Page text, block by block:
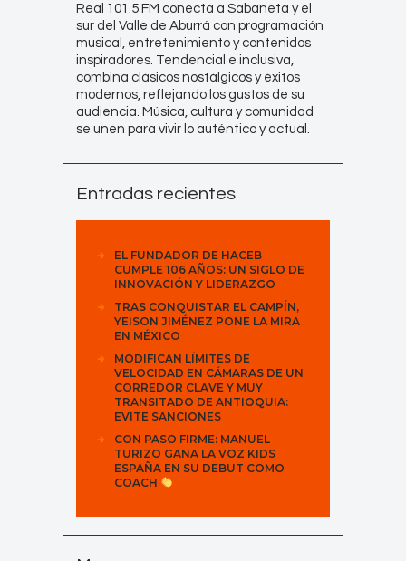
Real 101.5 FM conecta a Sabaneta y el
sur del Valle de Aburrá con programación
musical, entretenimiento y contenidos
inspiradores. Tendencial e inclusiva,
combina clásicos nostálgicos y éxitos
modernos, reflejando los gustos de su
audiencia. Música, cultura y comunidad
se unen para vivir lo auténtico y actual.
Entradas recientes
EL FUNDADOR DE HACEB
CUMPLE 106 AÑOS: UN SIGLO DE
INNOVACIÓN Y LIDERAZGO
TRAS CONQUISTAR EL CAMPÍN,
YEISON JIMÉNEZ PONE LA MIRA
EN MÉXICO
MODIFICAN LÍMITES DE
VELOCIDAD EN CÁMARAS DE UN
CORREDOR CLAVE Y MUY
TRANSITADO DE ANTIOQUIA:
EVITE SANCIONES
CON PASO FIRME: MANUEL
TURIZO GANA LA VOZ KIDS
ESPAÑA EN SU DEBUT COMO
COACH